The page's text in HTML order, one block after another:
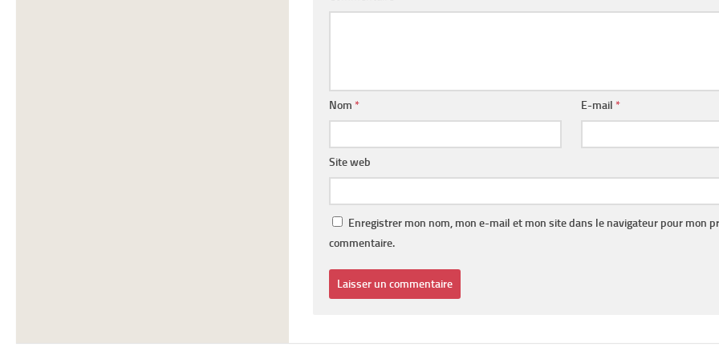
Nom * E-mail *
Site web
Enregistrer mon nom, mon e-mail et mon site dans le navigateur pour mon
commentaire.